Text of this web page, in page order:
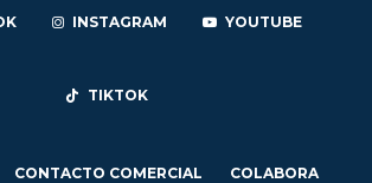
INSTAGRAM YOUTUBE
TIKTOK
CONTACTO COMERCIAL COLABORA